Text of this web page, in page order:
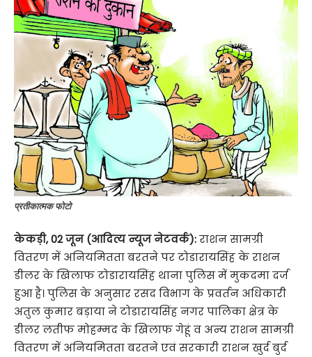
प्रतीकात्मक फोटो
केकड़ी, 02 जून (आदित्य न्यूज नेटवर्क):राशन सामग्री
वितरण में अनियमितता बरतने पर टोडारायसिंह के राशन
डीलर के खिलाफ टोडारायसिंह थाना पुलिस में मुकदमा दर्ज
हुआ है। पुलिस के अनुसार रसद विभाग के प्रवर्तन अधिकारी
अतुल कुमार बड़ाया ने टोडारायसिंह नगर पालिका क्षेत्र के
डीलर लतीफ मोहम्मद के खिलाफ गेहूं व अन्य राशन सामग्री
वितरण में अनियमितता बरतने एवं सरकारी राशन खुर्द बुर्द